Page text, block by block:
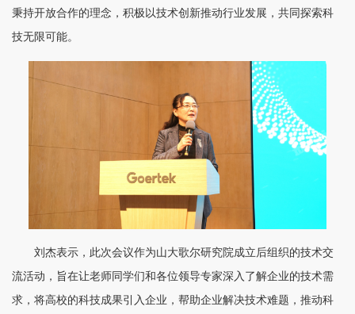
秉持开放合作的理念，积极以技术创新推动行业发展，共同探索科
技无限可能。
刘杰表示，此次会议作为山大歌尔研究院成立后组织的技术交
流活动，旨在让老师同学们和各位领导专家深入了解企业的技术需
求，将高校的科技成果引入企业，帮助企业解决技术难题，推动科